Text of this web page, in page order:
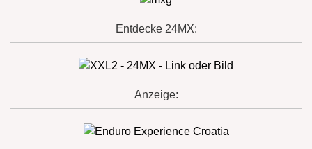
Entdecke 24MX:
Anzeige: